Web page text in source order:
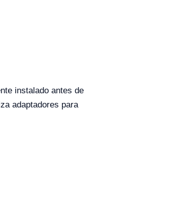
instalado antes de
adaptadores para